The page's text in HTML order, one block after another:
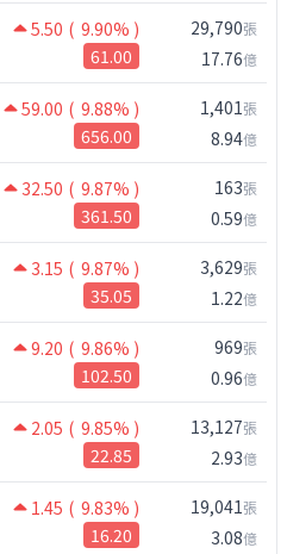
5.50 ( 9.90% )
61.00
29,790張
17.76億
59.00 ( 9.88% )
656.00
1,401張
8.94億
32.50 ( 9.87% )
361.50
163張
0.59億
3.15 ( 9.87% )
35.05
3,629張
1.22億
9.20 ( 9.86% )
102.50
969張
0.96億
2.05 ( 9.85% )
22.85
13,127張
2.93億
1.45 ( 9.83% )
16.20
19,041張
3.08億